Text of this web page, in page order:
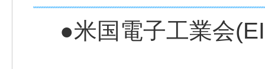
●米国電子工業会